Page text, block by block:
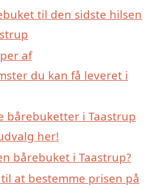
til den sidste hilsen
af
du kan få leveret i
bårebuketter i Taastrup
her!
bårebuket i Taastrup?
at bestemme prisen på